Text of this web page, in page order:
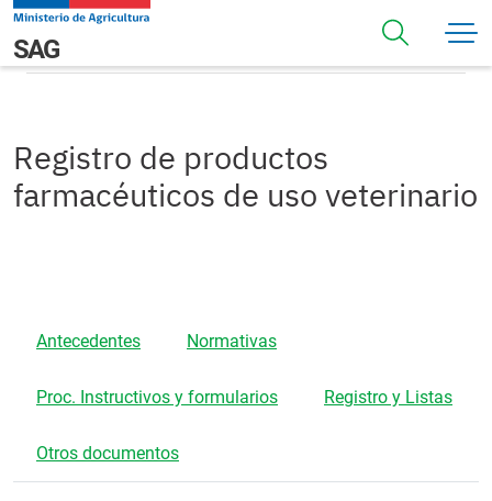
Pasar al contenido principal
Navegación principal
SAGRegistro de productos farmacéuticos de uso veterinario
Registro de productos
farmacéuticos de uso veterinario
Antecedentes Normativas
Proc. Instructivos y formularios Registro y Listas
Otros documentos